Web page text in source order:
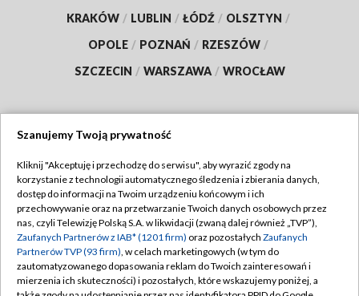
KRAKÓW / LUBLIN / ŁÓDŹ / OLSZTYN /
OPOLE / POZNAŃ / RZESZÓW /
SZCZECIN / WARSZAWA / WROCŁAW
TVP
Abonament TVP
Emisja w TVP
Centrum informacji TVP
Naziemna Telewizja Cyfrowa
Regulamin TVP
Polityka prywatności
Moje zgody
Pomoc
Szanujemy Twoją prywatność
Kliknij "Akceptuję i przechodzę do serwisu", aby wyrazić zgody na
korzystanie z technologii automatycznego śledzenia i zbierania danych,
dostęp do informacji na Twoim urządzeniu końcowym i ich
przechowywanie oraz na przetwarzanie Twoich danych osobowych przez
nas, czyli Telewizję Polską S.A. w likwidacji (zwaną dalej również „TVP”),
Zaufanych Partnerów z IAB* (1201 firm) oraz pozostałych Zaufanych
Partnerów TVP (93 firm), w celach marketingowych (w tym do
zautomatyzowanego dopasowania reklam do Twoich zainteresowań i
mierzenia ich skuteczności) i pozostałych, które wskazujemy poniżej, a